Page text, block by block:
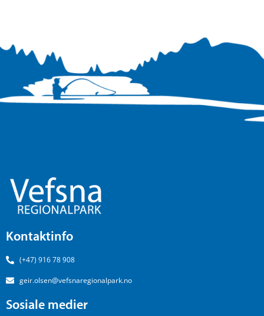
Kontaktinfo
(+47) 916 78 908
geir.olsen@vefsnaregionalpark.no
Sosiale medier